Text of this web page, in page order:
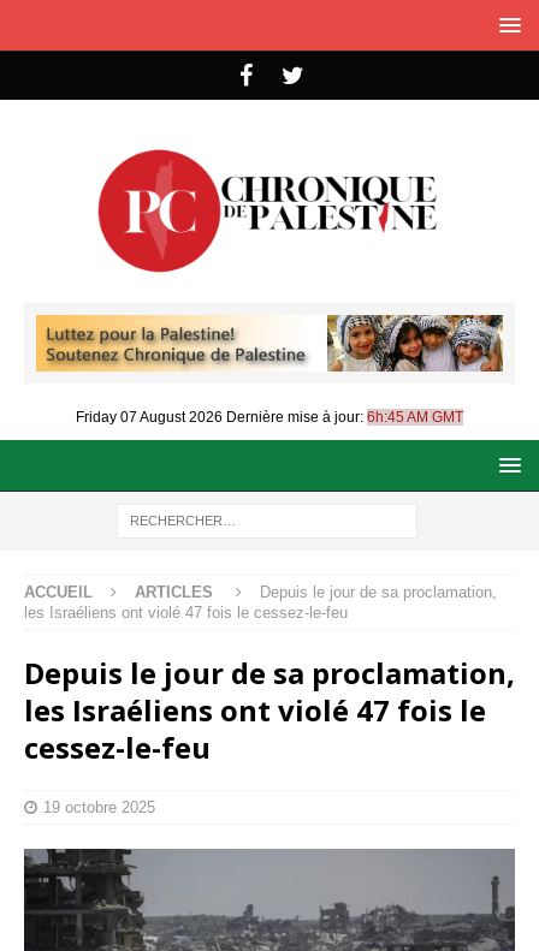
Friday 07 August 2026 Dernière mise à jour: 6h:45 AM GMT
ACCUEIL ARTICLES
Depuis le jour de sa proclamation,
les Israéliens ont violé 47 fois le cessez-le-feu
Depuis le jour de sa proclamation,
les Israéliens ont violé 47 fois le
cessez-le-feu
19 octobre 2025